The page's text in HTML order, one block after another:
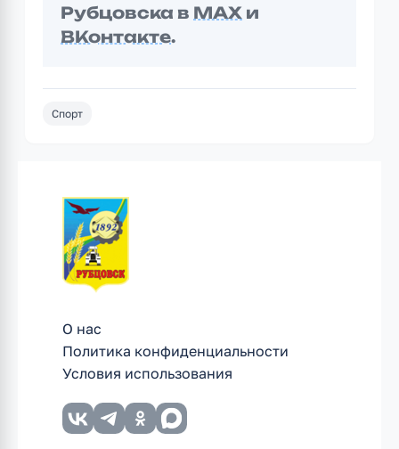
Рубцовска в MAX и
ВКонтакте.
Спорт
О нас
Политика конфиденциальности
Условия использования